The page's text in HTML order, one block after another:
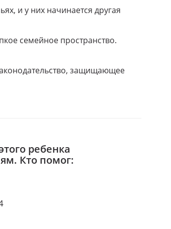
и у них начинается другая
семейное пространство.
защищающее
ребенка
Кто помог: